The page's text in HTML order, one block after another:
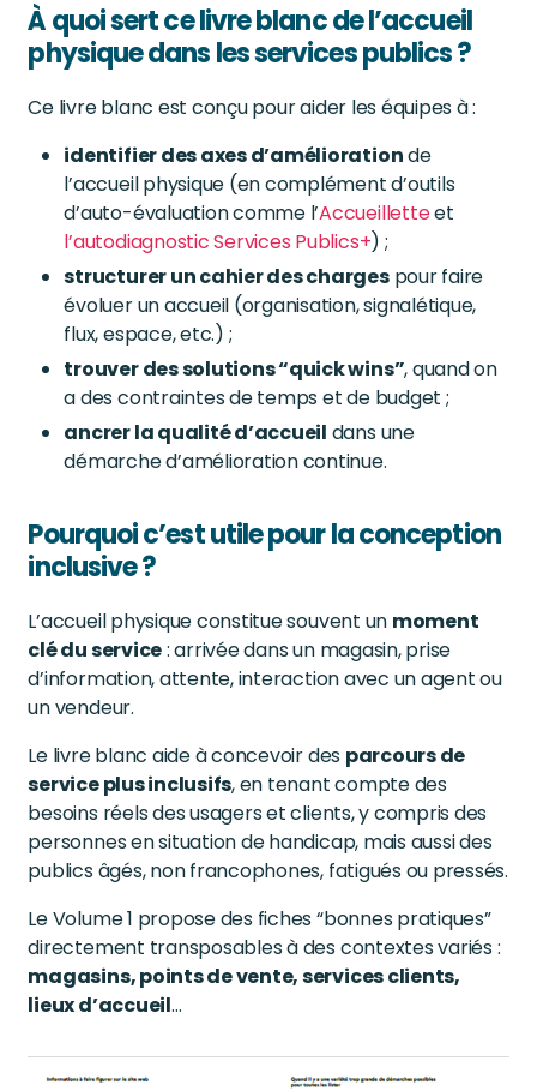
À quoi sert ce livre blanc de l’accueil
physique dans les services publics ?
Ce livre blanc est conçu pour aider les équipes à :
identifier des axes d’améliorationde
l’accueil physique (en complément d’outils
d’auto-évaluation comme l’Accueilletteet
l’autodiagnostic Services Publics+) ;
structurer un cahier des chargespour faire
évoluer un accueil (organisation, signalétique,
flux, espace, etc.) ;
trouver des solutions “quick wins”, quand on
a des contraintes de temps et de budget ;
ancrer la qualité d’accueil dans une
démarche d’amélioration continue.
Pourquoi c’est utile pour la conception
inclusive ?
L’accueil physique constitue souvent un moment
clé du service: arrivée dans un magasin, prise
d’information, attente, interaction avec un agent ou
un vendeur.
Le livre blanc aide à concevoir des parcours de
service plus inclusifs, en tenant compte des
besoins réels des usagers et clients, y compris des
personnes en situation de handicap, mais aussi des
publics âgés, non francophones, fatigués ou pressés.
Le Volume 1 propose des fiches “bonnes pratiques”
directement transposables à des contextes variés :
magasins, points de vente, services clients,
lieux d’accueil…